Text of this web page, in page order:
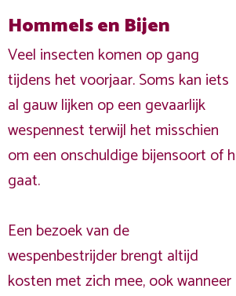
Hommels en Bijen
Veel insecten komen op gang
tijdens het voorjaar. Soms kan iets
al gauw lijken op een gevaarlijk
wespennest terwijl het misschien
om een onschuldige bijensoort of
gaat.
Een bezoek van de
wespenbestrijder brengt altijd
kosten met zich mee, ook wanneer